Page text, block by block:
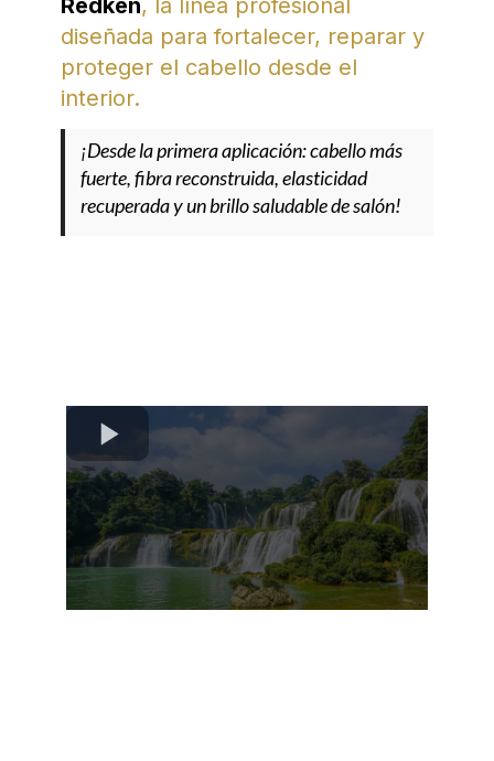
Redken, la línea profesional
diseñada para fortalecer, reparar y
proteger el cabello desde el
interior.
¡Desde la primera aplicación: cabello más
fuerte, fibra reconstruida, elasticidad
recuperada y un brillo saludable de salón!